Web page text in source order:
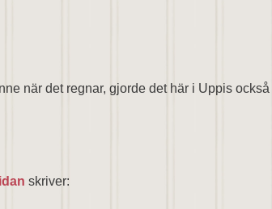
när det regnar, gjorde det här i Uppis också
skriver: